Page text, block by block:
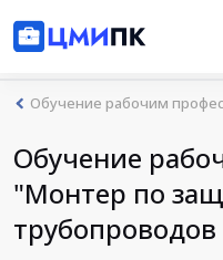
Обучение рабочим
Обучение
"Монтер по